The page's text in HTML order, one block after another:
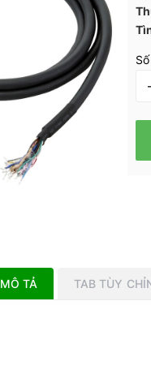
MÔ TẢ TAB TÙY